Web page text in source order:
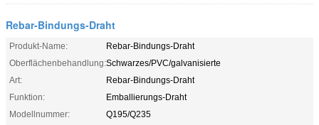
Rebar-Bindungs-Draht
Produkt-Name:
Rebar-Bindungs-Draht
Oberflächenbehandlung:Schwarzes/PVC/galvanisierte
Art:
Rebar-Bindungs-Draht
Funktion:
Emballierungs-Draht
Modellnummer:
Q195/Q235